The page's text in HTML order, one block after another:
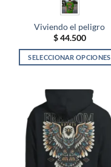
Viviendo el peligro
$44.500
SELECCIONAR OPCIONES
múltiples
variantes.
Las
opciones
se